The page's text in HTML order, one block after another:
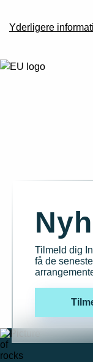
Yderligere
Tilmeld dig
få de